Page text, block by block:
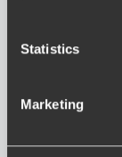
Statistics
Marketing